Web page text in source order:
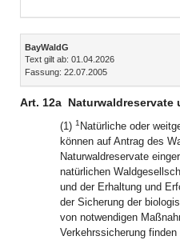
Inhalt
BayWaldG
Text gilt ab: 01.04.2026
Fassung: 22.07.2005
Art. 12a Naturwaldreservate
(1) 1 Natürliche oder
können auf Antrag des
Naturwaldreservate
natürlichen
und der Erhaltung und
der Sicherung der
von notwendigen
Verkehrssicherung